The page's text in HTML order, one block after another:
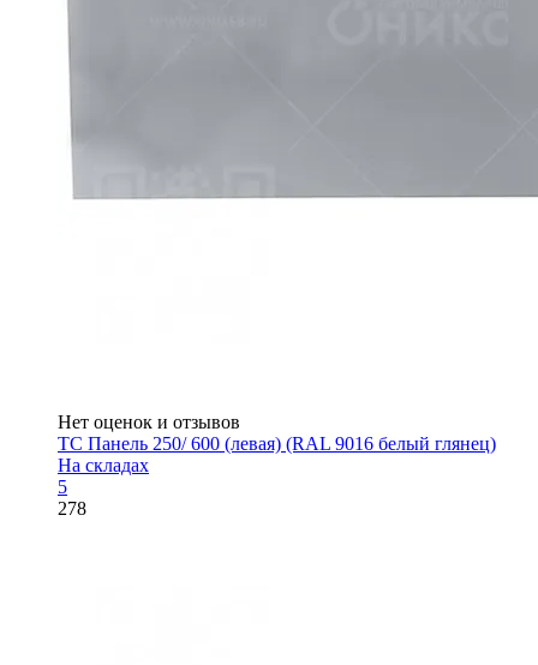
Нет оценок и отзывов
ТС Панель 250/ 600 (левая) (RAL 9016 белый глянец)
На складах
5
278